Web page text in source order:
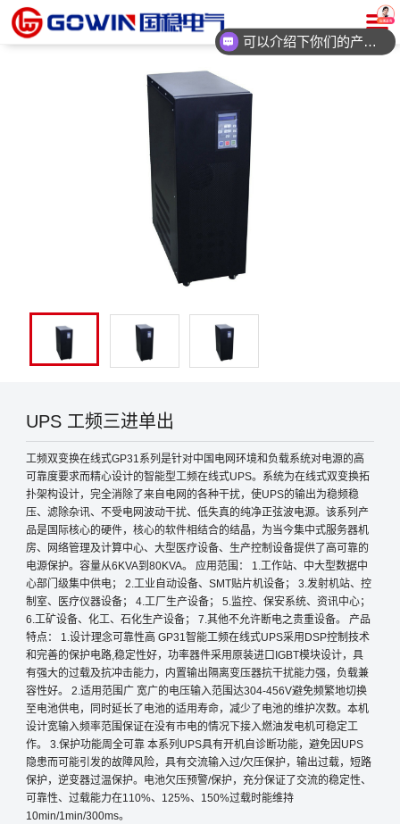
UPS 工频三进单出
工频双变换在线式GP31系列是针对中国电网环境和负载系统对电源的高
可靠度要求而精心设计的智能型工频在线式UPS。系统为在线式双变换拓
扑架构设计，完全消除了来自电网的各种干扰，使UPS的输出为稳频稳
压、滤除杂讯、不受电网波动干扰、低失真的纯净正弦波电源。该系列产
品是国际核心的硬件，核心的软件相结合的结晶，为当今集中式服务器机
房、网络管理及计算中心、大型医疗设备、生产控制设备提供了高可靠的
电源保护。容量从6KVA到80KVA。 应用范围： 1.工作站、中大型数据中
心部门级集中供电； 2.工业自动设备、SMT贴片机设备； 3.发射机站、控
制室、医疗仪器设备； 4.工厂生产设备； 5.监控、保安系统、资讯中心；
6.工矿设备、化工、石化生产设备； 7.其他不允许断电之贵重设备。 产品
特点： 1.设计理念可靠性高 GP31智能工频在线式UPS采用DSP控制技术
和完善的保护电路,稳定性好，功率器件采用原装进口IGBT模块设计，具
有强大的过载及抗冲击能力，内置输出隔离变压器抗干扰能力强，负载兼
容性好。 2.适用范围广 宽广的电压输入范围达304-456V避免频繁地切换
至电池供电，同时延长了电池的适用寿命，减少了电池的维护次数。本机
设计宽输入频率范围保证在没有市电的情况下接入燃油发电机可稳定工
作。 3.保护功能周全可靠 本系列UPS具有开机自诊断功能，避免因UPS
隐患而可能引发的故障风险，具有交流输入过/欠压保护，输出过载，短路
保护，逆变器过温保护。电池欠压预警/保护，充分保证了交流的稳定性、
可靠性、过载能力在110%、125%、150%过载时能维持
10min/1min/300ms。
你们是怎么收费的呢？